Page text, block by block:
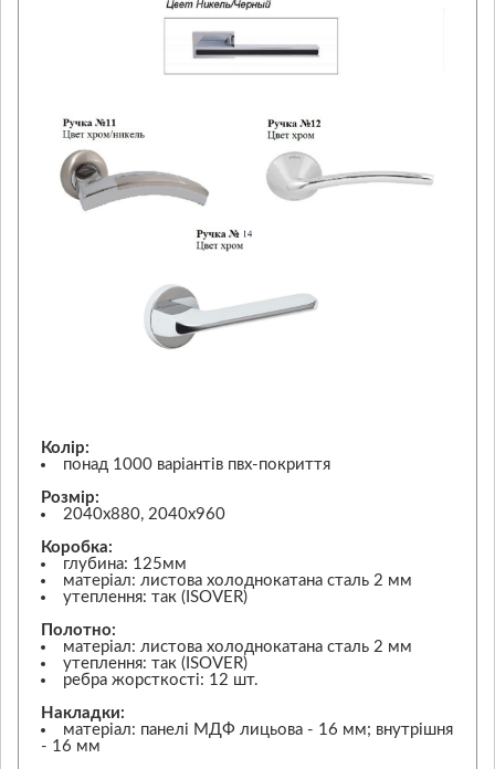
Колір:
понад 1000 варіантів пвх-покриття
Розмір:
2040х880, 2040х960
Коробка:
глубина: 125мм
матеріал: листова холоднокатана сталь 2 мм
утеплення: так (ISOVER)
Полотно:
матеріал: листова холоднокатана сталь 2 мм
утеплення: так (ISOVER)
ребра жорсткості: 12 шт.
Накладки:
матеріал: панелі МДФ лицьова - 16 мм; внутрішня
- 16 мм